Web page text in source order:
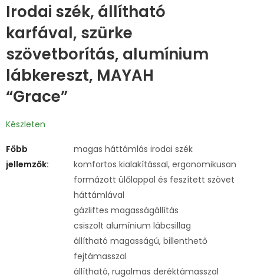
Irodai szék, állítható
karfával, szürke
szövetborítás, alumínium
lábkereszt, MAYAH
“Grace”
Készleten
Főbb
jellemzők:
magas háttámlás irodai szék
komfortos kialakítással, ergonomikusan
formázott ülőlappal és feszített szövet
háttámlával
gázliftes magasságállítás
csiszolt alumínium lábcsillag
állítható magasságú, billenthető
fejtámasszal
állítható, rugalmas deréktámasszal